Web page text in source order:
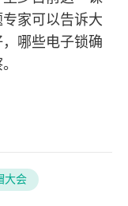
家可以告诉大
哪些电子锁确
大会